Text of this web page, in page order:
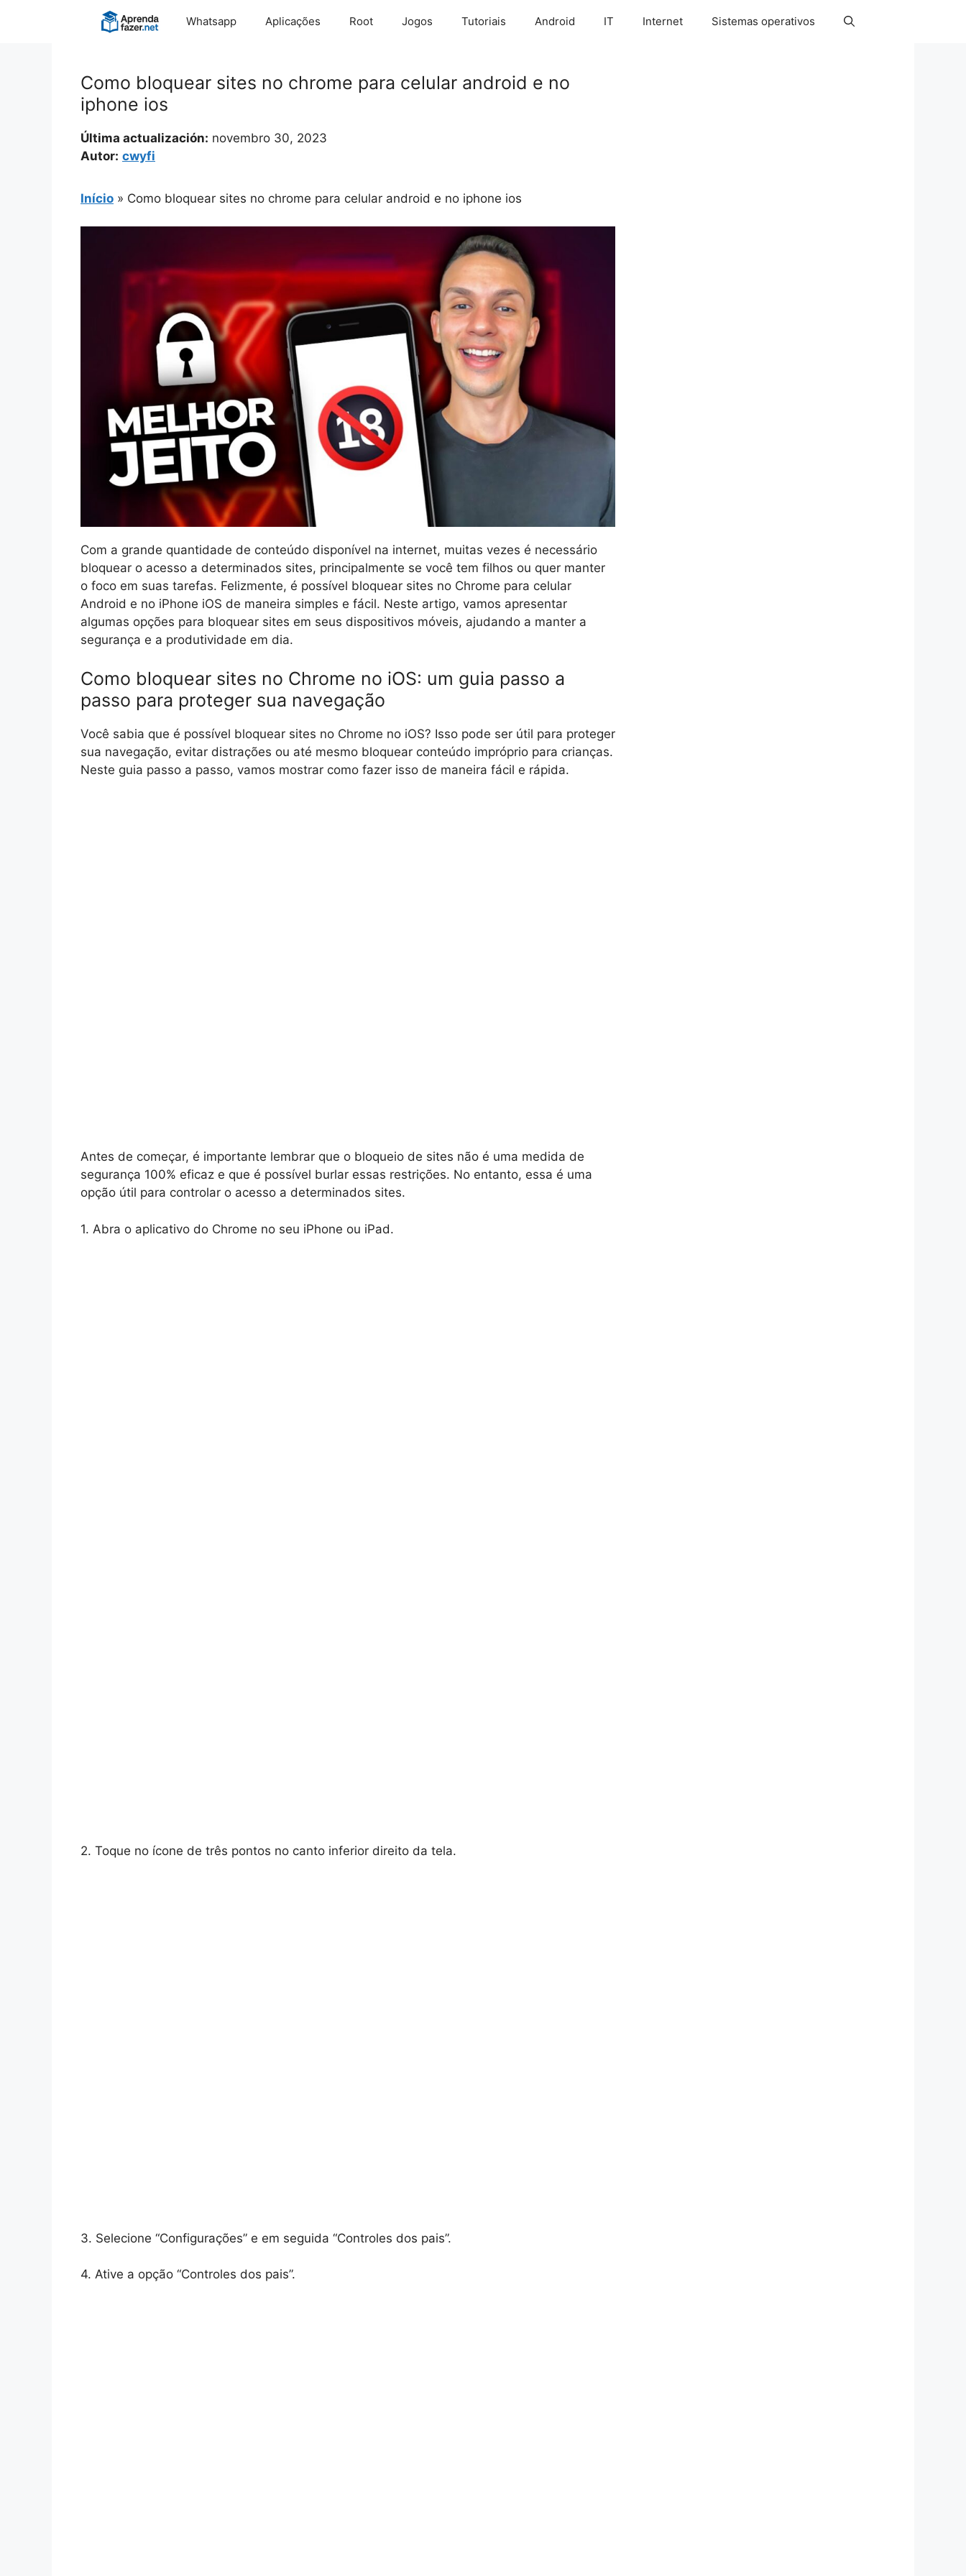
Whatsapp Aplicações Root Jogos Tutoriais Android IT Internet Sistemas operativos
Como bloquear sites no chrome para celular android e no
iphone ios
Última actualización: novembro 30, 2023
Autor: cwyfi
Início » Como bloquear sites no chrome para celular android e no iphone ios
Com a grande quantidade de conteúdo disponível na internet, muitas vezes é necessário
bloquear o acesso a determinados sites, principalmente se você tem filhos ou quer manter
o foco em suas tarefas. Felizmente, é possível bloquear sites no Chrome para celular
Android e no iPhone iOS de maneira simples e fácil. Neste artigo, vamos apresentar
algumas opções para bloquear sites em seus dispositivos móveis, ajudando a manter a
segurança e a produtividade em dia.
Como bloquear sites no Chrome no iOS: um guia passo a
passo para proteger sua navegação
Você sabia que é possível bloquear sites no Chrome no iOS? Isso pode ser útil para proteger
sua navegação, evitar distrações ou até mesmo bloquear conteúdo impróprio para crianças.
Neste guia passo a passo, vamos mostrar como fazer isso de maneira fácil e rápida.
Antes de começar, é importante lembrar que o bloqueio de sites não é uma medida de
segurança 100% eficaz e que é possível burlar essas restrições. No entanto, essa é uma
opção útil para controlar o acesso a determinados sites.
1. Abra o aplicativo do Chrome no seu iPhone ou iPad.
2. Toque no ícone de três pontos no canto inferior direito da tela.
3. Selecione “Configurações” e em seguida “Controles dos pais”.
4. Ative a opção “Controles dos pais”.